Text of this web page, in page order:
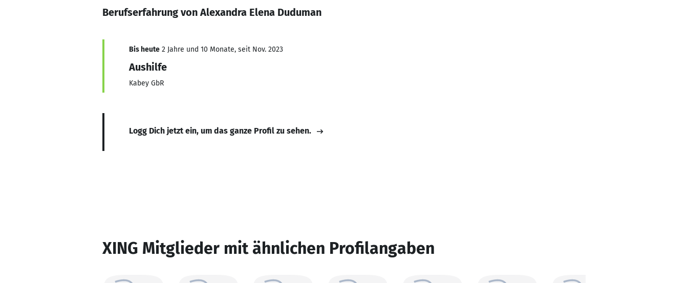
Berufserfahrung von Alexandra Elena Duduman
Bis heute 2 Jahre und 10 Monate, seit Nov. 2023
Aushilfe
Kabey GbR
Logg Dich jetzt ein, um das ganze Profil zu sehen.
XING Mitglieder mit ähnlichen Profilangaben